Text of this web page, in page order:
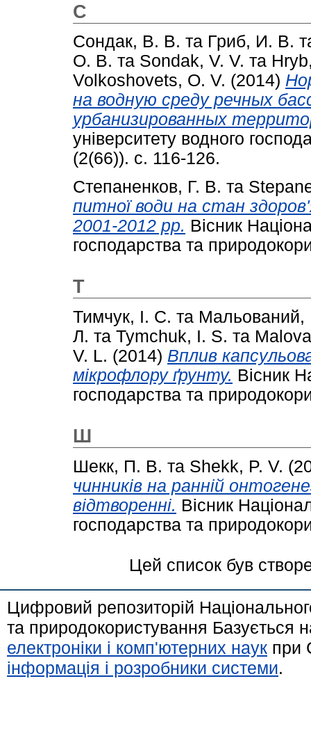
С
Сондак, В. В. та Гриб, И. В.
О. В. та Sondak, V. V. та
Volkoshovets, O. V. (2014)
на водную среду речных
урбанизированных
університету водного
(2(66)). с. 116-126.
Степаненков, Г. В. та
питної води на стан
2001-2012 рр. Вісник
господарства та
Т
Тимчук, І. С. та
Л. та Tymchuk, I. S. та
V. L. (2014) Вплив
мікрофлору ґрунту. Вісник
господарства та
Ш
Шекк, П. В. та Shekk, P. V.
чинників на ранній
відтворенні. Вісник
господарства та
Цей список був
Цифровий репозиторій
та природокористування Базується
електроніки і комп'ютерних наук при
інформація і розробники системи.